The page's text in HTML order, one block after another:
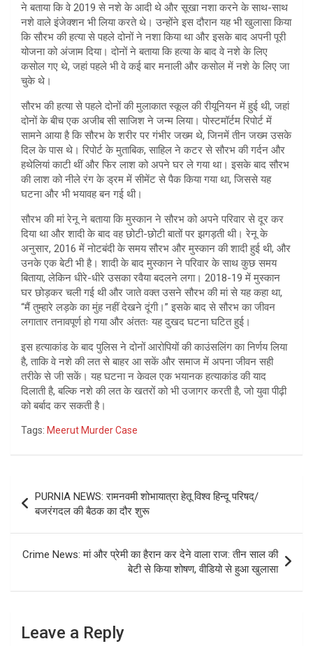
ने बताया कि वे 2019 से नशे के आदी थे और सूखा नशा करने के साथ-साथ
नशे वाले इंजेक्शन भी लिया करते थे। उन्होंने इस दौरान यह भी खुलासा किया
कि सौरभ की हत्या से पहले दोनों ने नशा किया था और इसके बाद अपनी पूरी
योजना को अंजाम दिया। दोनों ने बताया कि हत्या के बाद वे नशे के लिए
कसोल गए थे, जहां पहले भी वे कई बार मनाली और कसोल में नशे के लिए जा
चुके थे।
सौरभ की हत्या से पहले दोनों की मुलाकात स्कूल की रीयूनियन में हुई थी, जहां
दोनों के बीच एक अजीब सी साजिश ने जन्म लिया। पोस्टमॉर्टम रिपोर्ट में
सामने आया है कि सौरभ के शरीर पर गंभीर जख्म थे, जिनमें तीन जख्म उसके
दिल के पास थे। रिपोर्ट के मुताबिक, साहिल ने कटर से सौरभ की गर्दन और
हथेलियां काटी थीं और फिर लाश को अपने घर ले गया था। इसके बाद सौरभ
की लाश को नीले रंग के ड्रम में सीमेंट से पैक किया गया था, जिससे यह
घटना और भी भयावह बन गई थी।
सौरभ की मां रेनू ने बताया कि मुस्कान ने सौरभ को अपने परिवार से दूर कर
दिया था और शादी के बाद वह छोटी-छोटी बातों पर झगड़ती थी। रेनू के
अनुसार, 2016 में नोटबंदी के समय सौरभ और मुस्कान की शादी हुई थी, और
उनके एक बेटी भी है। शादी के बाद मुस्कान ने परिवार के साथ कुछ समय
बिताया, लेकिन धीरे-धीरे उसका रवैया बदलने लगा। 2018-19 में मुस्कान
घर छोड़कर चली गई थी और जाते वक्त उसने सौरभ की मां से यह कहा था,
“मैं तुम्हारे लड़के का मुंह नहीं देखने दूंगी।” इसके बाद से सौरभ का जीवन
लगातार तनावपूर्ण हो गया और अंततः यह दुखद घटना घटित हुई।
इस हत्याकांड के बाद पुलिस ने दोनों आरोपियों की काउंसलिंग का निर्णय लिया
है, ताकि वे नशे की लत से बाहर आ सकें और समाज में अपना जीवन सही
तरीके से जी सकें। यह घटना न केवल एक भयानक हत्याकांड की याद
दिलाती है, बल्कि नशे की लत के खतरों को भी उजागर करती है, जो युवा पीढ़ी
को बर्बाद कर सकती है।
Tags: Meerut Murder Case
navigation
PURNIA NEWS: रामनवमी शोभायात्रा हेतू विश्व हिन्दू परिषद्/
बजरंगदल की बैठक का दौर शुरू
Crime News: मां और प्रेमी का हैरान कर देने वाला राज: तीन साल की
बेटी से किया शोषण, वीडियो से हुआ खुलासा
Leave a Reply